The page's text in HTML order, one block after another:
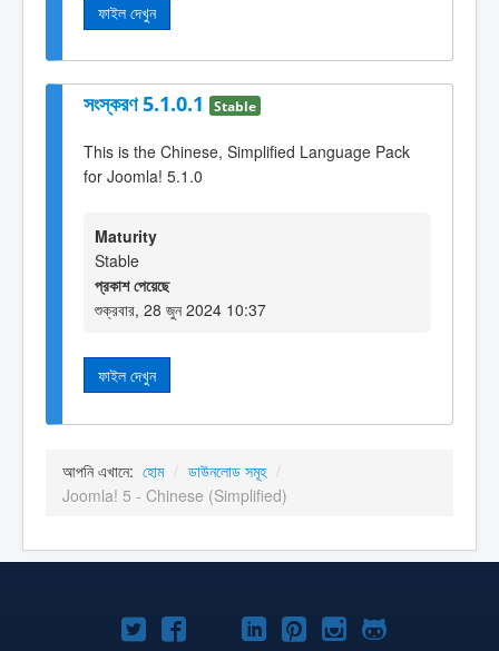
ফাইল দেখুন
সংস্করণ 5.1.0.1 Stable
This is the Chinese, Simplified Language Pack
for Joomla! 5.1.0
Maturity
Stable
প্রকাশ পেয়েছে
শুক্রবার, 28 জুন 2024 10:37
ফাইল দেখুন
আপনি এখানে: হোম / ডাউনলোড সমূহ /
Joomla! 5 - Chinese (Simplified)
টুইটারফেসবুক জুমলালিঙ্কড্‌ইনে
পিনটারেস্ট
ইন্সটাগ্রামগিটহাব